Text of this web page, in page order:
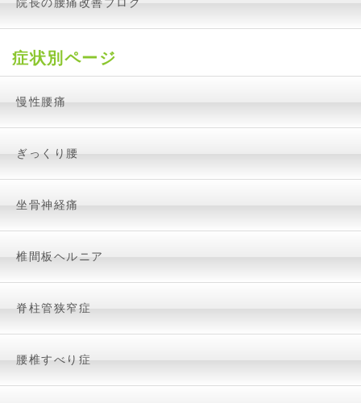
症状別ページ
慢性腰痛
ぎっくり腰
坐骨神経痛
椎間板ヘルニア
脊柱管狭窄症
腰椎すべり症